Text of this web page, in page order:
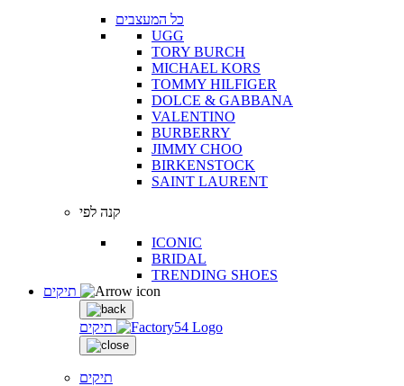
כל המעצבים
UGG
TORY BURCH
MICHAEL KORS
TOMMY HILFIGER
DOLCE & GABBANA
VALENTINO
BURBERRY
JIMMY CHOO
BIRKENSTOCK
SAINT LAURENT
קנה לפי
ICONIC
BRIDAL
TRENDING SHOES
תיקים
תיקים